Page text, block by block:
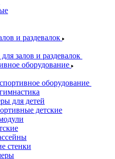
и раздевалок
залов и раздевалок
оборудование
оборудование
для детей
детские
стенки